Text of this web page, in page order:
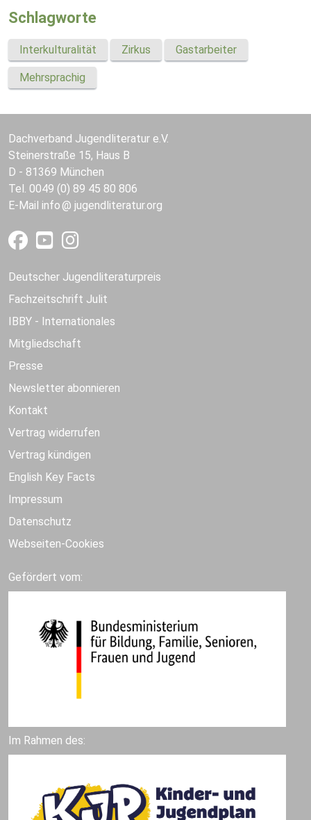
Schlagworte
Interkulturalität Zirkus Gastarbeiter
Mehrsprachig
Dachverband Jugendliteratur e.V.
Steinerstraße 15, Haus B
D - 81369 München
Tel. 0049 (0) 89 45 80 806
E-Mail info jugendliteratur.org
Deutscher Jugendliteraturpreis
Fachzeitschrift Julit
IBBY - Internationales
Mitgliedschaft
Presse
Newsletter abonnieren
Kontakt
Vertrag widerrufen
Vertrag kündigen
English Key Facts
Impressum
Datenschutz
Webseiten-Cookies
Gefördert vom:
Im Rahmen des: